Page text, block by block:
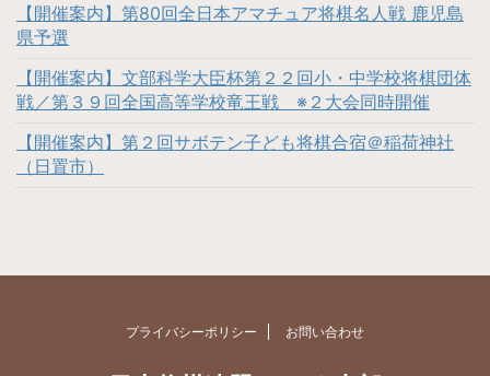
【開催案内】第80回全日本アマチュア将棋名人戦 鹿児島
県予選
【開催案内】文部科学大臣杯第２２回小・中学校将棋団体
戦／第３９回全国高等学校竜王戦 ※２大会同時開催
【開催案内】第２回サボテン子ども将棋合宿＠稲荷神社
（日置市）
プライバシーポリシー お問い合わせ